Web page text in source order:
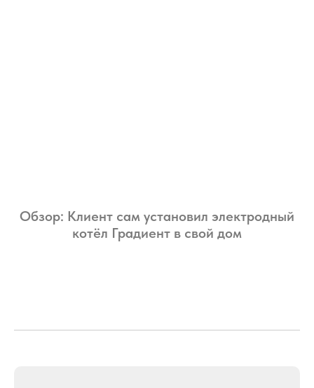
Обзор: Клиент сам установил электродный
котёл Градиент в свой дом